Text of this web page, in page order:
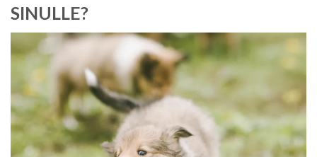
SINULLE?